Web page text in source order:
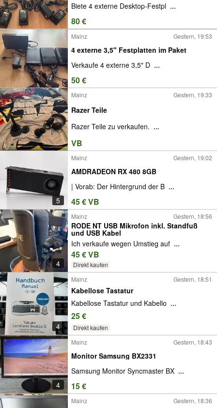
Biete 4 externe Desktop-Festpl ...
80 €
Mainz Gestern, 19:53
4 externe 3,5" Festplatten im Paket
Verkaufe 4 externe 3,5" D ...
50 €
Mainz Gestern, 19:33
Razer Teile
Razer Teile zu verkaufen. ...
VB
5
Mainz Gestern, 19:02
AMDRADEON RX 480 8GB
| Vorab: Der Hintergrund der B ...
45 € VB
4
Mainz Gestern, 18:56
RODE NT USB Mikrofon inkl. Standfuß
und USB Kabel
Ich verkaufe wegen Umstieg auf ...
45 € VB
Direkt kaufen
4
Mainz Gestern, 18:51
Kabellose Tastatur
Kabellose Tastatur und Kabello ...
25 €
Direkt kaufen
4
Mainz Gestern, 18:43
Monitor Samsung BX2331
Samsung Monitor Syncmaster BX ...
15 €
Mainz Gestern, 18:36